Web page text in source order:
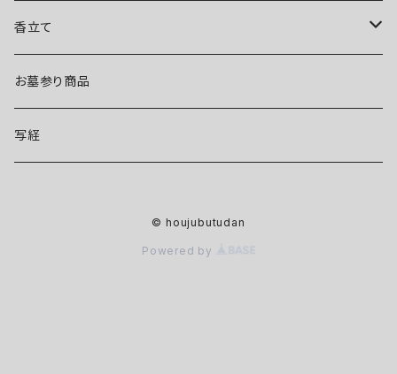
香る線香
和遊
お線香
コラボ線香
お経の出る線香
香立て
華かんざし
陶器製香立て
お墓参り商品
写経
© houjubutudan
Powered by